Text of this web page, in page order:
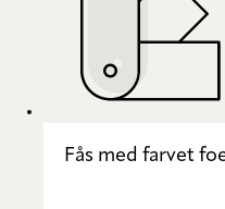
Fås med farvet